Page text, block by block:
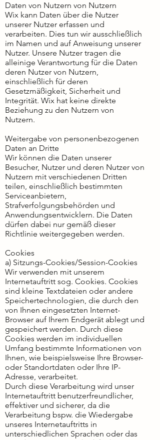
Daten von Nutzern von Nutzern
Wix kann Daten über die Nutzer
unserer Nutzer erfassen und
verarbeiten. Dies tun wir ausschließlich
im Namen und auf Anweisung unserer
Nutzer. Unsere Nutzer tragen die
alleinige Verantwortung für die Daten
deren Nutzer von Nutzern,
einschließlich für deren
Gesetzmäßigkeit, Sicherheit und
Integrität. Wix hat keine direkte
Beziehung zu den Nutzern von
Nutzern.
Weitergabe von personenbezogenen
Daten an Dritte
Wir können die Daten unserer
Besucher, Nutzer und deren Nutzer von
Nutzern mit verschiedenen Dritten
teilen, einschließlich bestimmten
Serviceanbietern,
Strafverfolgungsbehörden und
Anwendungsentwicklern. Die Daten
dürfen dabei nur gemäß dieser
Richtlinie weitergegeben werden.
Cookies
a) Sitzungs-Cookies/Session-Cookies
Wir verwenden mit unserem
Internetauftritt sog. Cookies. Cookies
sind kleine Textdateien oder andere
Speichertechnologien, die durch den
von Ihnen eingesetzten Internet-
Browser auf Ihrem Endgerät ablegt und
gespeichert werden. Durch diese
Cookies werden im individuellen
Umfang bestimmte Informationen von
Ihnen, wie beispielsweise Ihre Browser-
oder Standortdaten oder Ihre IP-
Adresse, verarbeitet.
Durch diese Verarbeitung wird unser
Internetauftritt benutzerfreundlicher,
effektiver und sicherer, da die
Verarbeitung bspw. die Wiedergabe
unseres Internetauftritts in
unterschiedlichen Sprachen oder das